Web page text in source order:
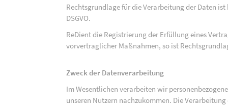
Rechtsgrundlage für die Verarbeitung der Daten
DSGVO.
ReDient die Registrierung der Erfüllung eines
vorvertraglicher Maßnahmen, so ist
Zweck der Datenverarbeitung
Im Wesentlichen verarbeiten wir
unseren Nutzern nachzukommen. Die